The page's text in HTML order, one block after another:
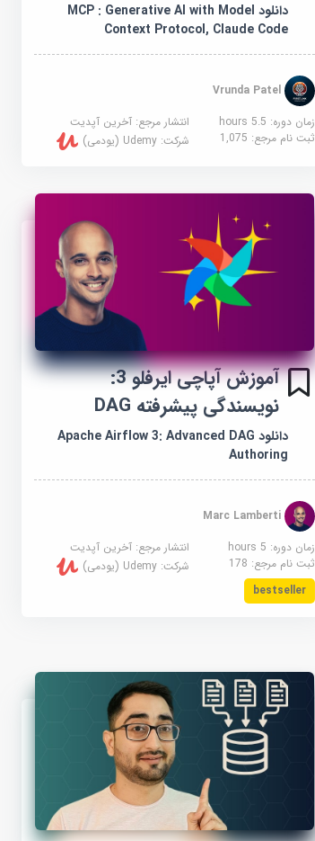
دانلود MCP : Generative AI with Model
Context Protocol, Claude Code
Vrunda Patel
زمان دوره: 5.5 hours
انتشار مرجع:آخرین آپدیت
ثبت نام مرجع: 1,075 شرکت:Udemy (یودمی)
آموزش آپاچی ایرفلو 3:
نویسندگی پیشرفته DAG
دانلود Apache Airflow 3: Advanced DAG
Authoring
Marc Lamberti
زمان دوره: 5 hours
انتشار مرجع:آخرین آپدیت
ثبت نام مرجع: 178 شرکت:Udemy (یودمی)
bestseller